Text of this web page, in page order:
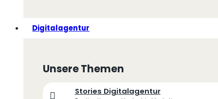
Digitalagentur
Unsere Themen
Stories Digitalagentur